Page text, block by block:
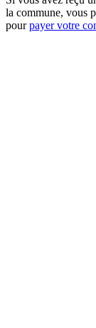
la commune, vous
pourpayer votre